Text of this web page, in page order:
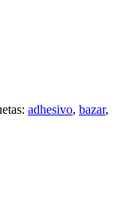
adhesivo, bazar,